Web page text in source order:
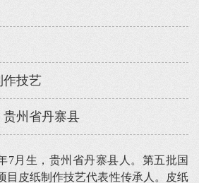
作技艺
州省丹寨县
7月生，贵州省丹寨县人。第五批国
目皮纸制作技艺代表性传承人。皮纸